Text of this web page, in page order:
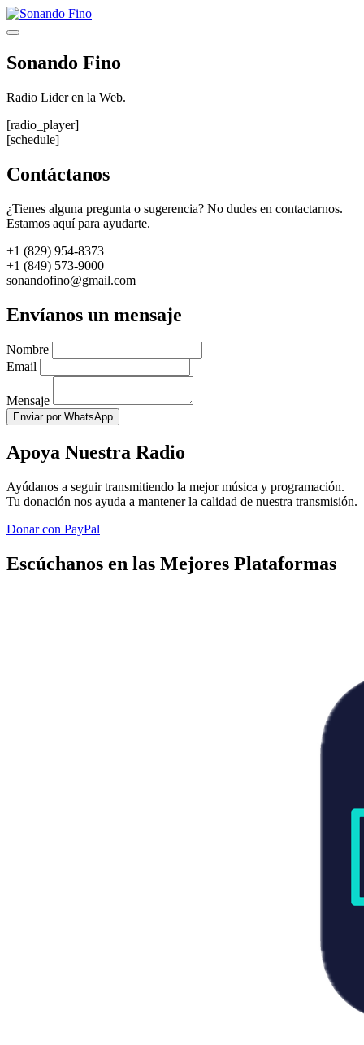
Saltar
al
Menú
Sonando Fino
Radio Lider en la Web.
[radio_player]
[schedule]
Contáctanos
¿Tienes alguna pregunta o sugerencia? No dudes en contactarnos.
Estamos aquí para ayudarte.
+1 (829) 954-8373
+1 (849) 573-9000
sonandofino@gmail.com
Envíanos un mensaje
Nombre
Email
Mensaje
Enviar por WhatsApp
Apoya Nuestra Radio
Ayúdanos a seguir transmitiendo la mejor música y programación.
Tu donación nos ayuda a mantener la calidad de nuestra transmisión.
Donar con PayPal
Escúchanos en las Mejores Plataformas